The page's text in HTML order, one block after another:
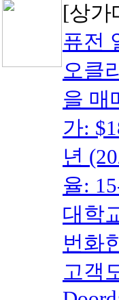
[상
퓨전
오클
을 매
가:
년
율:
대학
번화
고객